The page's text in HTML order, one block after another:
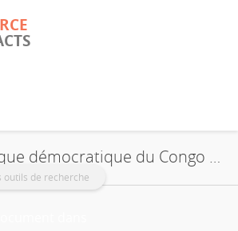
outils de recherche
démocratique du Congo